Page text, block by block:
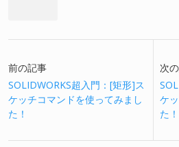
前の記事
SOLIDWORKS超入門：[矩形]ス
ケッチコマンドを使ってみまし
た！
次
ケ
た！